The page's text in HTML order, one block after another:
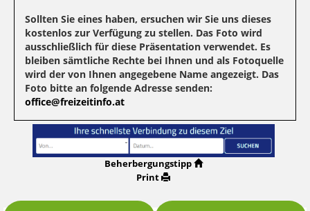
Sollten Sie eines haben, ersuchen wir Sie uns dieses
kostenlos zur Verfügung zu stellen. Das Foto wird
ausschließlich für diese Präsentation verwendet. Es
bleiben sämtliche Rechte bei Ihnen und als Fotoquelle
wird der von Ihnen angegebene Name angezeigt. Das
Foto bitte an folgende Adresse senden:
office@freizeitinfo.at
Beherbergungstipp
Print